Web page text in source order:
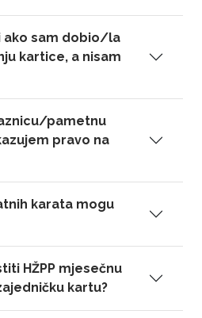
ako sam dobio/la
kartice, a nisam
pametnu
pravo na
karata mogu
HŽPP mjesečnu
kartu?